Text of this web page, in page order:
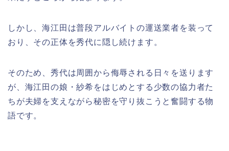
しかし、海江田は普段アルバイトの運送業者を装って
おり、その正体を秀代に隠し続けます。
そのため、秀代は周囲から侮辱される日々を送ります
が、海江田の娘・紗希をはじめとする少数の協力者た
ちが夫婦を支えながら秘密を守り抜こうと奮闘する物
語です。